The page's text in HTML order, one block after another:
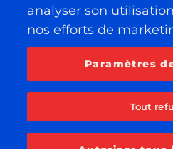
RESTEZ CONNECTÉ
Facebook
analyser son
nos efforts de
Paramètres
Tout